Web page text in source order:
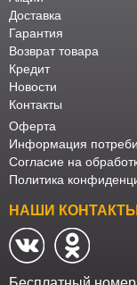
Доставка
Гарантия
Возврат товара
Кредит
Новости
Контакты
Оферта
Информация
Согласие на
Политика
НАШИ КОНТАКТЫ